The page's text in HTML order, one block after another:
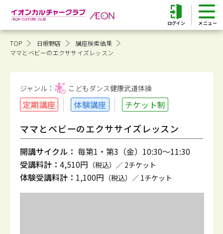
ログイン
TOP 日根野店
講座検索結果
ママとベビーのエクササイズレッスン
ジャンル： こどもダンス健康武道体操
定期講座 体験講座 チケット制
ママとベビーのエクササイズレッスン
開講サイクル： 毎第1・第3（金）10:30～11:30
受講料計： 4,510円 （税込）／ 2チケット
体験受講料計： 1,100円 （税込）／ 1チケット